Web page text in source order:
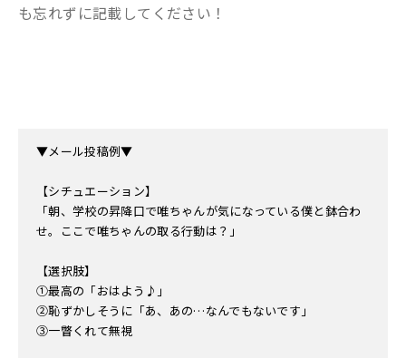
も忘れずに記載してください！
▼メール投稿例▼
【シチュエーション】
「朝、学校の昇降口で唯ちゃんが気になっている僕と鉢合わ
せ。ここで唯ちゃんの取る行動は？」
【選択肢】
①最高の「おはよう♪」
②恥ずかしそうに「あ、あの…なんでもないです」
③一瞥くれて無視